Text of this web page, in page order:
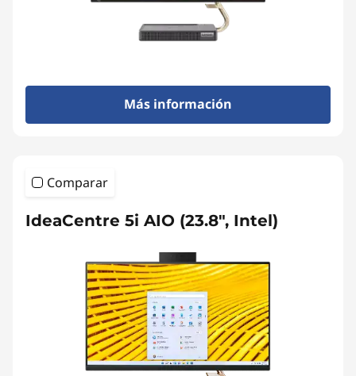
Más información
Comparar
IdeaCentre 5i AIO (23.8", Intel)